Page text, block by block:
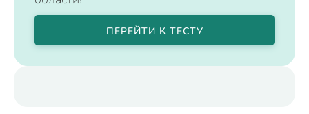
ПЕРЕЙТИ К ТЕСТУ